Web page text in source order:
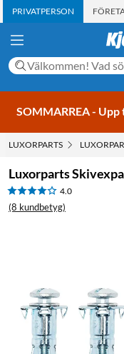
PRIVATPERSON
SOMMARREA - Upp
LUXORPARTS
Luxorparts
4.0
(8 kundbetyg)